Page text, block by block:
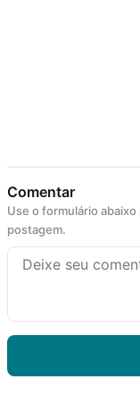
Comentar
Use o formulário
postagem.